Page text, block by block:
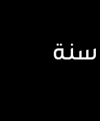
سنة